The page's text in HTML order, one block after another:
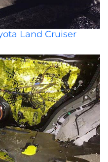
Land Cruiser